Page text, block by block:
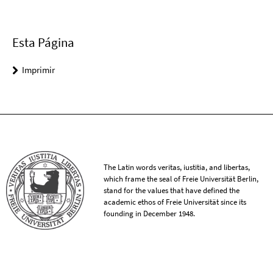
Esta Página
Imprimir
The Latin words veritas, iustitia, and libertas,
which frame the seal of Freie Universität Berlin,
stand for the values that have defined the
academic ethos of Freie Universität since its
founding in December 1948.